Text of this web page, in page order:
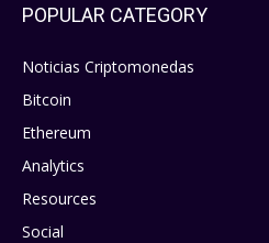
POPULAR CATEGORY
Noticias Criptomonedas
Bitcoin
Ethereum
Analytics
Resources
Social